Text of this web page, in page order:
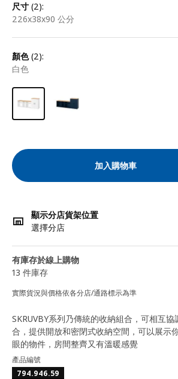
尺寸 (2):
226x38x90 公分
顏色(2):
白色
加入購物車
顯示分店貨架位置
選擇分店
有庫存於線上購物
13 件庫存
實際貨況與價格依各分店/通路標示為準
SKRUVBY系列乃傳統的收納組合，可相互
合，提供開放和密閉式收納空間，可以展示
眼的物件，房間整齊又有溫暖感覺
產品編號
794.946.59